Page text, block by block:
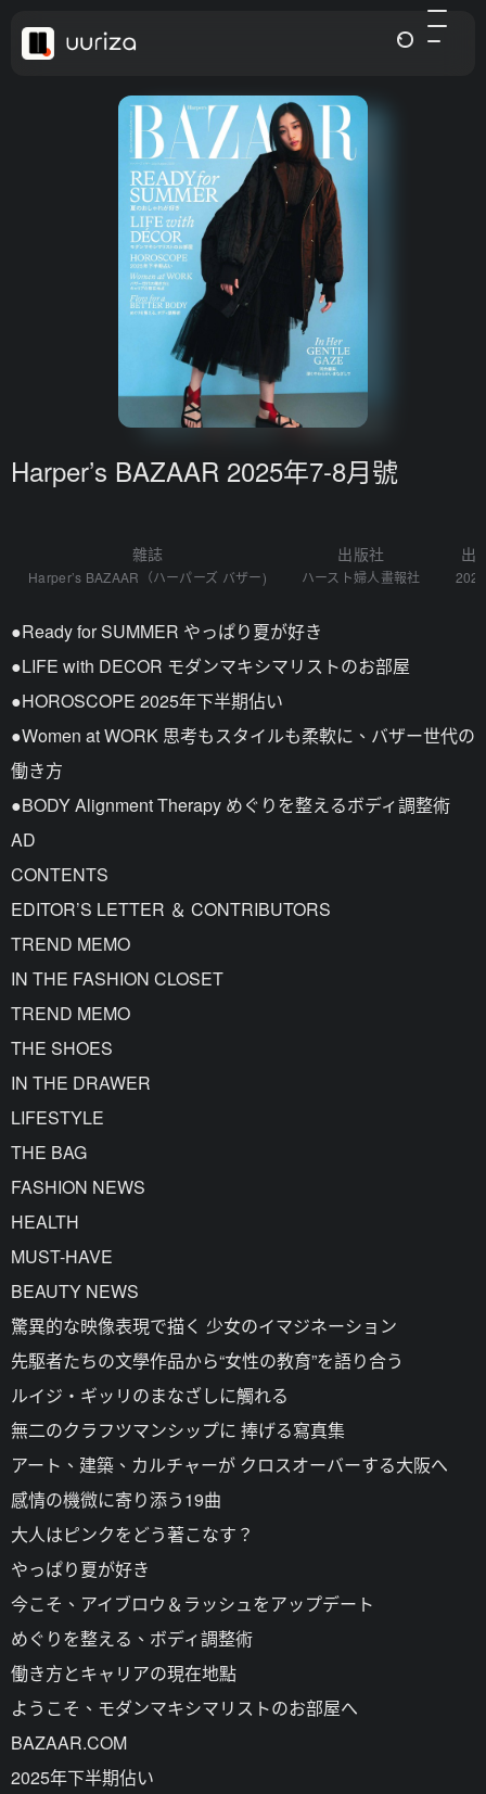
Harper’s BAZAAR 2025年7-8月號
雜誌
Harper’s BAZAAR（ハーパーズ バザー)
出版社
ハースト婦人畫報社
出
●Ready for SUMMER やっぱり夏が好き
●LIFE with DECOR モダンマキシマリストのお部屋
●HOROSCOPE 2025年下半期佔い
●Women at WORK 思考もスタイルも柔軟に、バザー世代の
働き方
●BODY Alignment Therapy めぐりを整えるボディ調整術
AD
CONTENTS
EDITOR’S LETTER ＆ CONTRIBUTORS
TREND MEMO
IN THE FASHION CLOSET
TREND MEMO
THE SHOES
IN THE DRAWER
LIFESTYLE
THE BAG
FASHION NEWS
HEALTH
MUST-HAVE
BEAUTY NEWS
驚異的な映像表現で描く 少女のイマジネーション
先駆者たちの文學作品から“女性の教育”を語り合う
ルイジ・ギッリのまなざしに觸れる
無二のクラフツマンシップに 捧げる寫真集
アート、建築、カルチャーが クロスオーバーする大阪へ
感情の機微に寄り添う19曲
大人はピンクをどう著こなす？
やっぱり夏が好き
今こそ、アイブロウ＆ラッシュをアップデート
めぐりを整える、ボディ調整術
働き方とキャリアの現在地點
ようこそ、モダンマキシマリストのお部屋へ
BAZAAR.COM
2025年下半期佔い